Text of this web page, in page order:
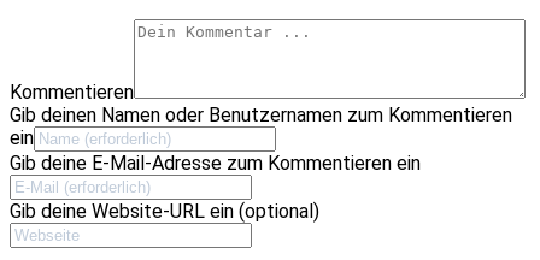
Kommentieren
Gib deinen Namen oder Benutzernamen zum Kommentieren
ein
Gib deine E-Mail-Adresse zum Kommentieren ein
Gib deine Website-URL ein (optional)